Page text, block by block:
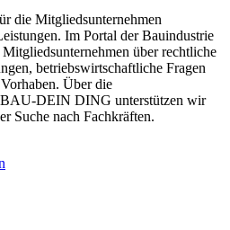
die Mitgliedsunternehmen
Im Portal der Bauindustrie
über rechtliche
betriebswirtschaftliche Fragen
Über die
BAU-DEIN DING unterstützen wir
Suche nach Fachkräften.